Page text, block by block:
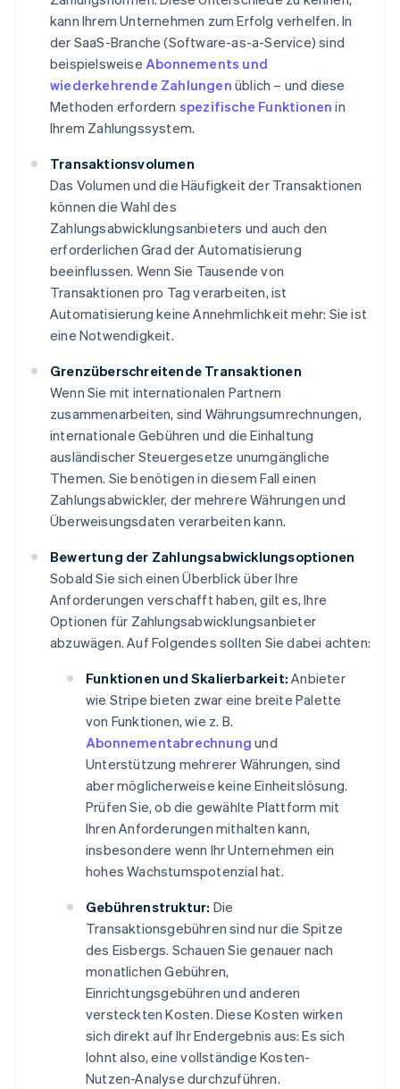
kann Ihrem Unternehmen zum Erfolg verhelfen. In
der SaaS-Branche (Software-as-a-Service) sind
beispielsweise Abonnements und
wiederkehrende Zahlungen üblich – und diese
Methoden erfordern spezifische Funktionen in
Ihrem Zahlungssystem.
Transaktionsvolumen
Das Volumen und die Häufigkeit der Transaktionen
können die Wahl des
Zahlungsabwicklungsanbieters und auch den
erforderlichen Grad der Automatisierung
beeinflussen. Wenn Sie Tausende von
Transaktionen pro Tag verarbeiten, ist
Automatisierung keine Annehmlichkeit mehr: Sie ist
eine Notwendigkeit.
Grenzüberschreitende Transaktionen
Wenn Sie mit internationalen Partnern
zusammenarbeiten, sind Währungsumrechnungen,
internationale Gebühren und die Einhaltung
ausländischer Steuergesetze unumgängliche
Themen. Sie benötigen in diesem Fall einen
Zahlungsabwickler, der mehrere Währungen und
Überweisungsdaten verarbeiten kann.
Bewertung der Zahlungsabwicklungsoptionen
Sobald Sie sich einen Überblick über Ihre
Anforderungen verschafft haben, gilt es, Ihre
Optionen für Zahlungsabwicklungsanbieter
abzuwägen. Auf Folgendes sollten Sie dabei achten:
Funktionen und Skalierbarkeit: Anbieter
wie Stripe bieten zwar eine breite Palette
von Funktionen, wie z. B.
Abonnementabrechnung und
Unterstützung mehrerer Währungen, sind
aber möglicherweise keine Einheitslösung.
Prüfen Sie, ob die gewählte Plattform mit
Ihren Anforderungen mithalten kann,
insbesondere wenn Ihr Unternehmen ein
hohes Wachstumspotenzial hat.
Gebührenstruktur: Die
Transaktionsgebühren sind nur die Spitze
des Eisbergs. Schauen Sie genauer nach
monatlichen Gebühren,
Einrichtungsgebühren und anderen
versteckten Kosten. Diese Kosten wirken
sich direkt auf Ihr Endergebnis aus: Es sich
lohnt also, eine vollständige Kosten-
Nutzen-Analyse durchzuführen.